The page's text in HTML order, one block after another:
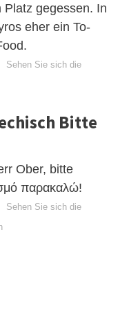
gegessen. In
eher ein To-
Sehen Sie sich die
Bitte
Ober, bitte
παρακαλώ!
Sehen Sie sich die